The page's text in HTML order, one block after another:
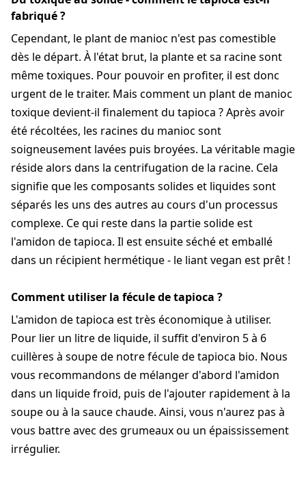
fabriqué ?
Cependant, le plant de manioc n'est pas comestible
dès le départ. À l'état brut, la plante et sa racine sont
même toxiques. Pour pouvoir en profiter, il est donc
urgent de le traiter. Mais comment un plant de manioc
toxique devient-il finalement du tapioca ? Après avoir
été récoltées, les racines du manioc sont
soigneusement lavées puis broyées. La véritable magie
réside alors dans la centrifugation de la racine. Cela
signifie que les composants solides et liquides sont
séparés les uns des autres au cours d'un processus
complexe. Ce qui reste dans la partie solide est
l'amidon de tapioca. Il est ensuite séché et emballé
dans un récipient hermétique - le liant vegan est prêt !
Comment utiliser la fécule de tapioca ?
L'amidon de tapioca est très économique à utiliser.
Pour lier un litre de liquide, il suffit d'environ 5 à 6
cuillères à soupe de notre fécule de tapioca bio. Nous
vous recommandons de mélanger d'abord l'amidon
dans un liquide froid, puis de l'ajouter rapidement à la
soupe ou à la sauce chaude. Ainsi, vous n'aurez pas à
vous battre avec des grumeaux ou un épaississement
irrégulier.